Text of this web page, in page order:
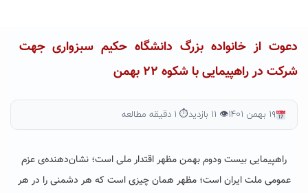
دعوت از خانواده بزرگ دانشگاه حکیم سبزواری جهت
شرکت در راهپیمایی با شکوه ۲۲ بهمن
۱۹ بهمن ۱۴۰۱ 👁 ۱۱ بازدید ⏱ ۱ دقیقه مطالعه
راهپیمایی بیست ‌ودوم بهمن مظهر اقتدار ملی است؛ نشان‌دهنده‌ی عزم
عمومی ملت ایران است؛ مظهر همان چیزی است که هر دشمنی را در هر